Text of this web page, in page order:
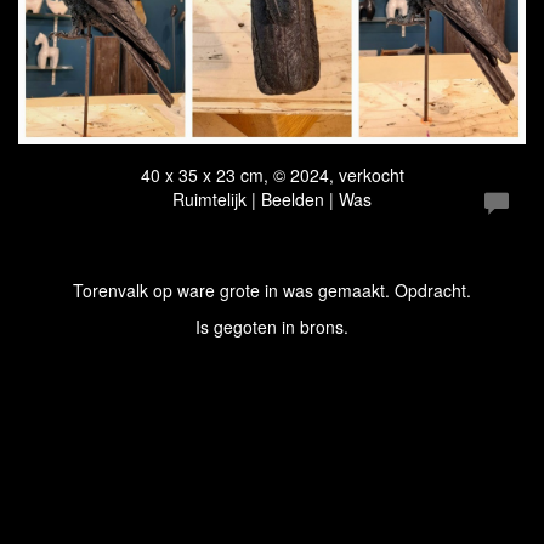
40 x 35 x 23 cm, © 2024, verkocht
Ruimtelijk | Beelden | Was
Torenvalk op ware grote in was gemaakt. Opdracht.
Is gegoten in brons.